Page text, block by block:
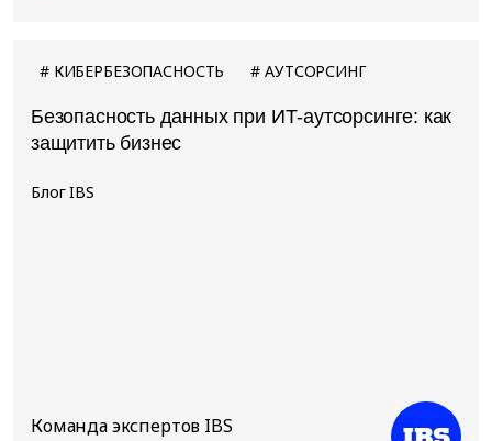
КИБЕРБЕЗОПАСНОСТЬ АУТСОРСИНГ
Безопасность данных при ИТ-аутсорсинге: как
защитить бизнес
Блог IBS
Команда экспертов IBS